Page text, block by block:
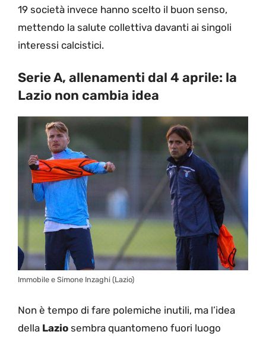
19 società invece hanno scelto il buon senso,
mettendo la salute collettiva davanti ai singoli
interessi calcistici.
Serie A, allenamenti dal 4 aprile: la
Lazio non cambia idea
Immobile e Simone Inzaghi (Lazio)
Non è tempo di fare polemiche inutili, ma l’idea
della Lazio sembra quantomeno fuori luogo